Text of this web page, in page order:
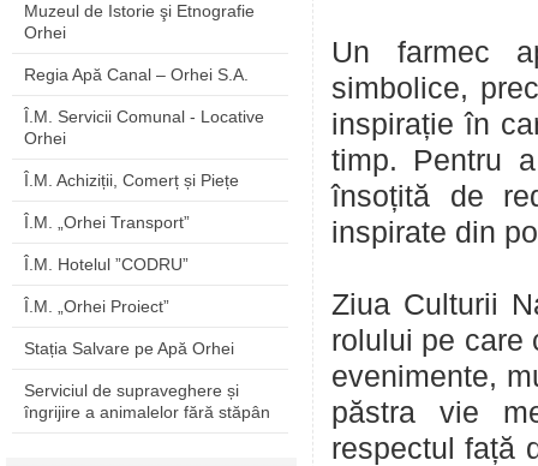
Muzeul de Istorie şi Etnografie
Orhei
Regia Apă Canal – Orhei S.A.
Î.M. Servicii Comunal - Locative
Orhei
Î.M. Achiziții, Comerț și Piețe
Î.M. „Orhei Transport”
Î.M. Hotelul ”CODRU”
Î.M. „Orhei Proiect”
Stația Salvare pe Apă Orhei
Serviciul de supraveghere și
îngrijire a animalelor fără stăpân
Un farmec
simbolice,
inspirație în
timp. Pentru
însoțită de
inspirate din
Ziua Culturii
rolului pe care
evenimente,
păstra vie
respectul față